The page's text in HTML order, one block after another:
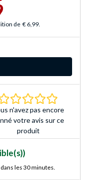
de € 6,99.
n'avez pas encore
votre avis sur ce
produit
les 30 minutes.